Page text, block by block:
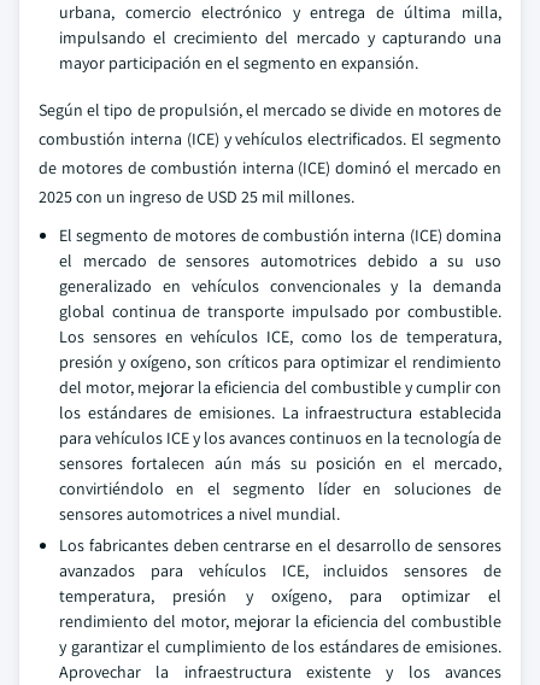
urbana, comercio electrónico y entrega de última milla,
impulsando el crecimiento del mercado y capturando una
mayor participación en el segmento en expansión.
Según el tipo de propulsión, el mercado se divide en motores de
combustión interna (ICE) y vehículos electrificados. El segmento
de motores de combustión interna (ICE) dominó el mercado en
2025 con un ingreso de USD 25 mil millones.
El segmento de motores de combustión interna (ICE) domina
el mercado de sensores automotrices debido a su uso
generalizado en vehículos convencionales y la demanda
global continua de transporte impulsado por combustible.
Los sensores en vehículos ICE, como los de temperatura,
presión y oxígeno, son críticos para optimizar el rendimiento
del motor, mejorar la eficiencia del combustible y cumplir con
los estándares de emisiones. La infraestructura establecida
para vehículos ICE y los avances continuos en la tecnología de
sensores fortalecen aún más su posición en el mercado,
convirtiéndolo en el segmento líder en soluciones de
sensores automotrices a nivel mundial.
Los fabricantes deben centrarse en el desarrollo de sensores
avanzados para vehículos ICE, incluidos sensores de
temperatura, presión y oxígeno, para optimizar el
rendimiento del motor, mejorar la eficiencia del combustible
y garantizar el cumplimiento de los estándares de emisiones.
Aprovechar la infraestructura existente y los avances